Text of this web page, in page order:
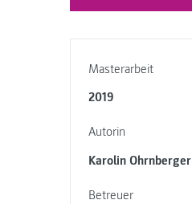
Masterarbeit
2019
Autorin
Karolin Ohrnberger
Betreuer